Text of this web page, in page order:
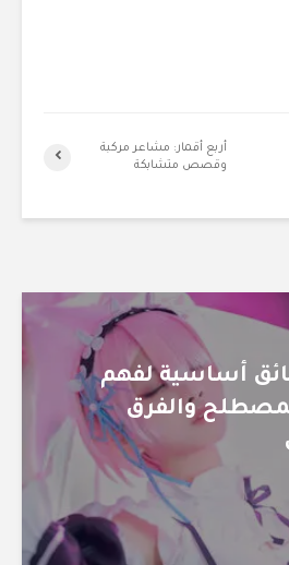
أربع أقمار: مشاعر مركبة
وقصص متشابكة
10 حقائق أساسية لفهم
والفرق